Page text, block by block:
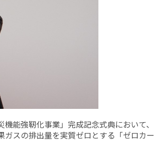
能強靭化事業」完成記念式典において、
スの排出量を実質ゼロとする「ゼロカー